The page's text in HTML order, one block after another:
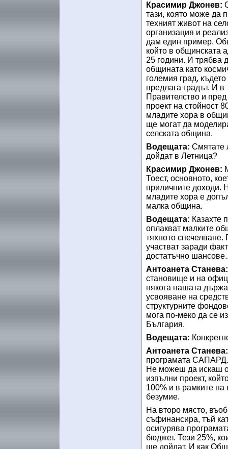
Красимир Джонев:
тази, която може да
техният живот на
организация и
дам един пример.
който в общинската
25 години. И трябва
общината като
големия град,
предлага градът. И
Правителство и
проект на стойност
младите хора в
ще могат да
селската община.
Водещата: Смятате
дойдат в Летница?
Красимир Джонев:
Тоест, основното,
приличните доходи.
младите хора е
малка община.
Водещата: Казахте
оплакват малките
тяхното спечелване.
участват заради
достатъчно
Антоанета
становище и на
някога нашата
усвояване на
структурните
мога по-меко да се
България.
Водещата:
Антоанета
програмата САПАРД.
Не можеш да искаш
изпълни проект,
100% и в рамките
безумие.
На второ място,
съфинансира, тъй
осигурява
бюджет. Тези 25%,
ще дойдат. И как